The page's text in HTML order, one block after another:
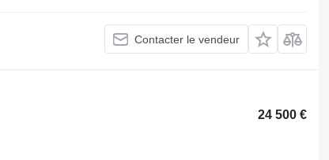
Contacter le vendeur
24 500 €